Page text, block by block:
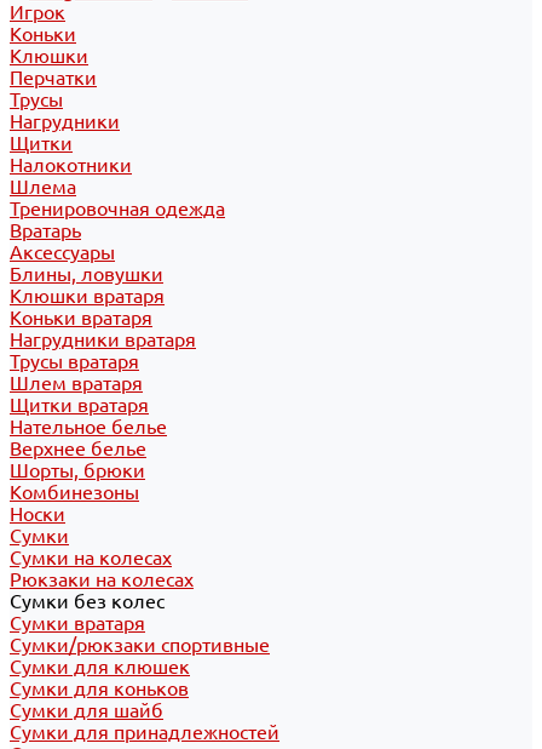
Игрок
Коньки
Клюшки
Перчатки
Трусы
Нагрудники
Щитки
Налокотники
Шлема
Тренировочная одежда
Вратарь
Аксессуары
Блины, ловушки
Клюшки вратаря
Коньки вратаря
Нагрудники вратаря
Трусы вратаря
Шлем вратаря
Щитки вратаря
Нательное белье
Верхнее белье
Шорты, брюки
Комбинезоны
Носки
Сумки
Сумки на колесах
Рюкзаки на колесах
Сумки без колес
Сумки вратаря
Сумки/рюкзаки спортивные
Сумки для клюшек
Сумки для коньков
Сумки для шайб
Сумки для принадлежностей